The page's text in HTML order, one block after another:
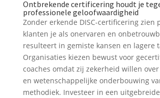
Ontbrekende certificering houdt je
professionele geloofwaardigheid
Zonder erkende DISC-certificering zien
klanten je als onervaren en
resulteert in gemiste kansen en lagere
Organisaties kiezen bewust voor
coaches omdat zij zekerheid willen
en wetenschappelijke onderbouwing
methodiek. Investeer in een uitgebreide